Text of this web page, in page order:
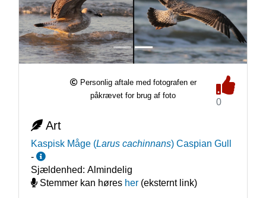
Personlig aftale med fotografen er
påkrævet for brug af foto
0
Art
Kaspisk Måge (Larus cachinnans) Caspian Gull
-
Sjældenhed: Almindelig
Stemmer kan høres her(eksternt link)